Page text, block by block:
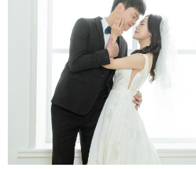
123
Read More